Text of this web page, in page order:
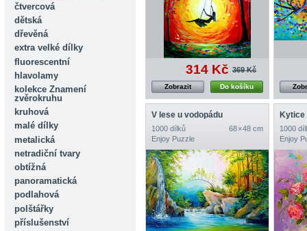
čtvercová
dětská
dřevěná
extra velké dílky
fluorescentní
hlavolamy
kolekce Znamení
zvěrokruhu
kruhová
malé dílky
metalická
netradiční tvary
obtížná
panoramatická
podlahová
polštářky
příslušenství
314 Kč 369 Kč
Do košíku
Zobrazit
V lese u vodopádu
1000 dílků
68 × 48 cm
Enjoy Puzzle
Kytice
1000
Enjoy